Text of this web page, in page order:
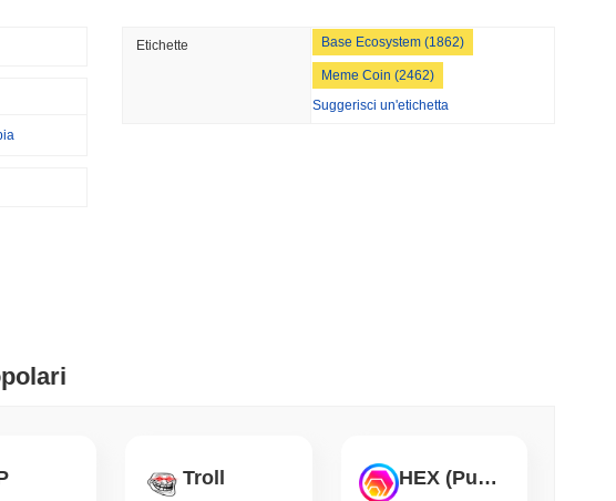
che le Istituzioni Possano Stakeare Crypto Senza Mai
(22 hours ago)
di Ethereum vogliono bruciare le ricompense dei validatori
$7,4 miliardi di Wrapped Bitcoin su Chainlink mentre
si avvicina a $15 miliardi
Etichette Base Ecosystem (1862)
Meme Coin (2462)
Suggerisci un'etichetta
Troll HEX (Pulsechain)